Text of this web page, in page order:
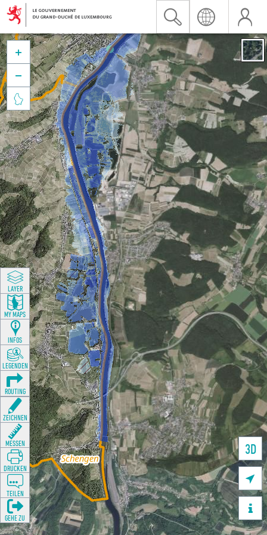
3D





LAYER
MY MAPS
INFOS
LEGENDEN
ROUTING
ZEICHNEN
MESSEN
DRUCKEN
TEILEN
GEHE ZU